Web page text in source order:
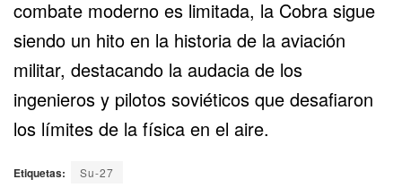
combate moderno es limitada, la Cobra sigue
siendo un hito en la historia de la aviación
militar, destacando la audacia de los
ingenieros y pilotos soviéticos que desafiaron
los límites de la física en el aire.
Etiquetas: Su-27